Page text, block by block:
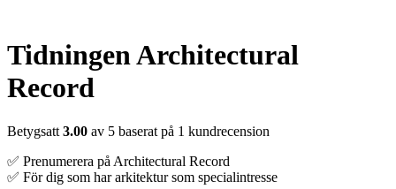
Tidningen Architectural
Record
Betygsatt 3.00 av 5 baserat på 1 kundrecension
✅ Prenumerera på Architectural Record
✅ För dig som har arkitektur som specialintresse